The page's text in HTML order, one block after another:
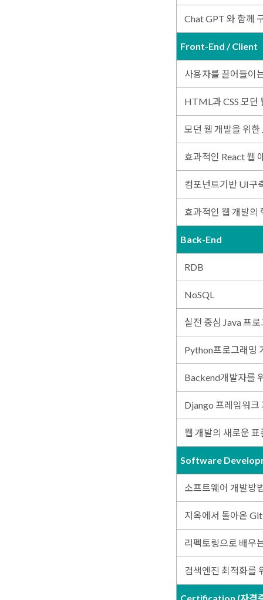
Chat GPT 와 함께
Front-End / Client
사용자를 끌어들이
HTML과 CSS 모던
모던 웹 개발을 위
효과적인 React 웹
컴포넌트기반 UI구
효과적인 웹 개발의
Back-End
RDB
NoSQL
실전 중심 Java 프
Python프로그래밍
Backend개발자를
Django 프레임워크
웹 개발의 새로운
Software
소프트웨어 개발방
지옥에서 돌아온
리펙토링으로 배우
검색엔진 최적화를